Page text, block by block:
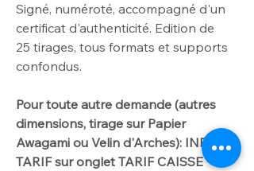
Signé, numéroté, accompagné d'un
certificat d'authenticité. Edition de
25 tirages, tous formats et supports
confondus.
Pour toute autre demande (autres
dimensions, tirage sur Papier
Awagami ou Velin d'Arches): INFO
TARIF sur onglet TARIF CAISSE